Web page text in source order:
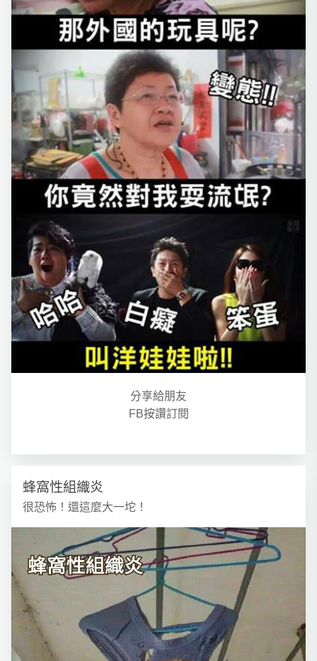
分享給朋友
FB按讚訂閱
蜂窩性組織炎
很恐怖！還這麼大一坨！